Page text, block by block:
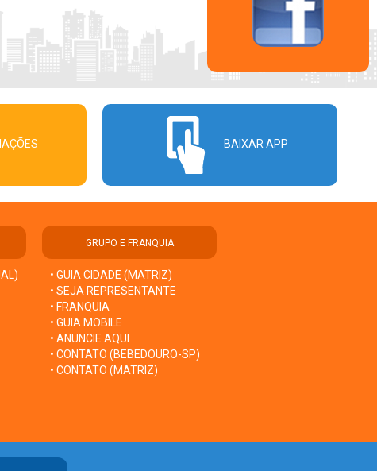
BAIXAR APP
GRUPO E FRANQUIA
• GUIA CIDADE (MATRIZ)
• SEJA REPRESENTANTE
• FRANQUIA
• GUIA MOBILE
• ANUNCIE AQUI
• CONTATO (BEBEDOURO-SP)
• CONTATO (MATRIZ)